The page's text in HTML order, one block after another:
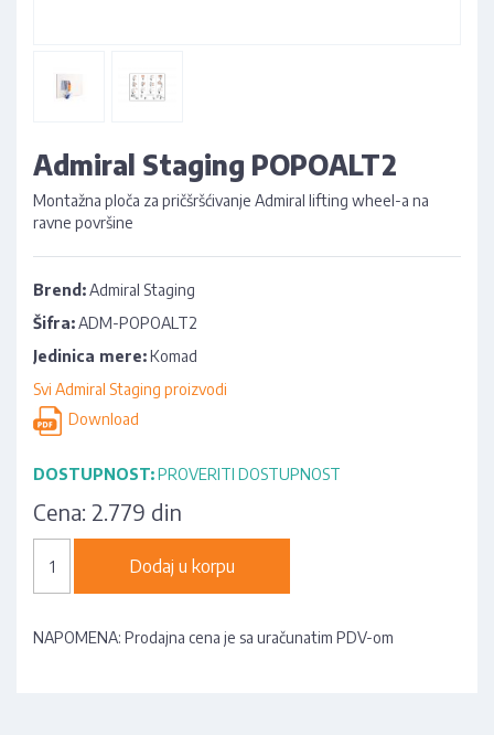
Admiral Staging POPOALT2
Montažna ploča za pričšršćivanje Admiral lifting wheel-a na
ravne površine
Brend:Admiral Staging
Šifra:ADM-POPOALT2
Jedinica mere:Komad
Svi Admiral Staging proizvodi
Download
DOSTUPNOST:PROVERITI DOSTUPNOST
Cena: 2.779 din
Dodaj u korpu
NAPOMENA: Prodajna cena je sa uračunatim PDV-om